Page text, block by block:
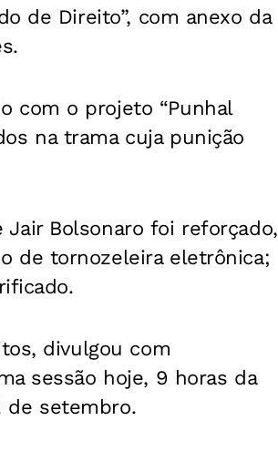
de Direito”, com anexo da
com o projeto “Punhal
na trama cuja punição
Bolsonaro foi reforçado,
de tornozeleira eletrônica;
divulgou com
sessão hoje, 9 horas da
de setembro.